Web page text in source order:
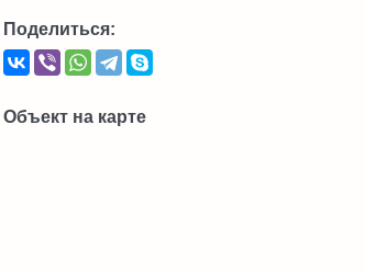
Поделиться:
Объект на карте